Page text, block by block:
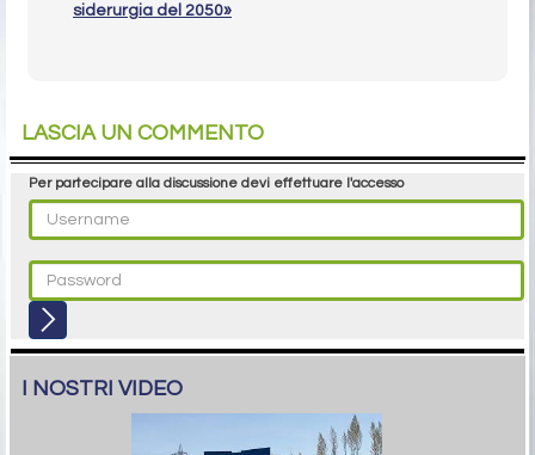
siderurgia del 2050»
LASCIA UN COMMENTO
Per partecipare alla discussione devi effettuare l'accesso
I NOSTRI VIDEO